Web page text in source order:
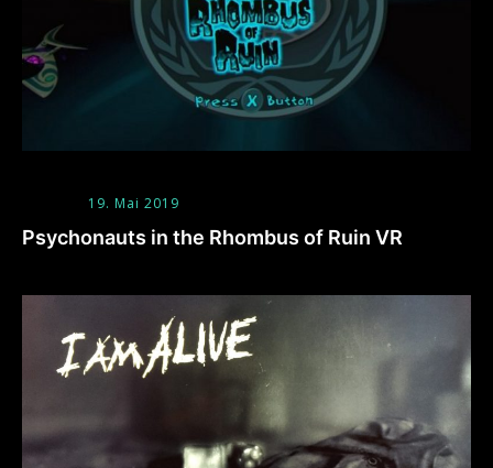
19. Mai 2019
Psychonauts in the Rhombus of Ruin VR